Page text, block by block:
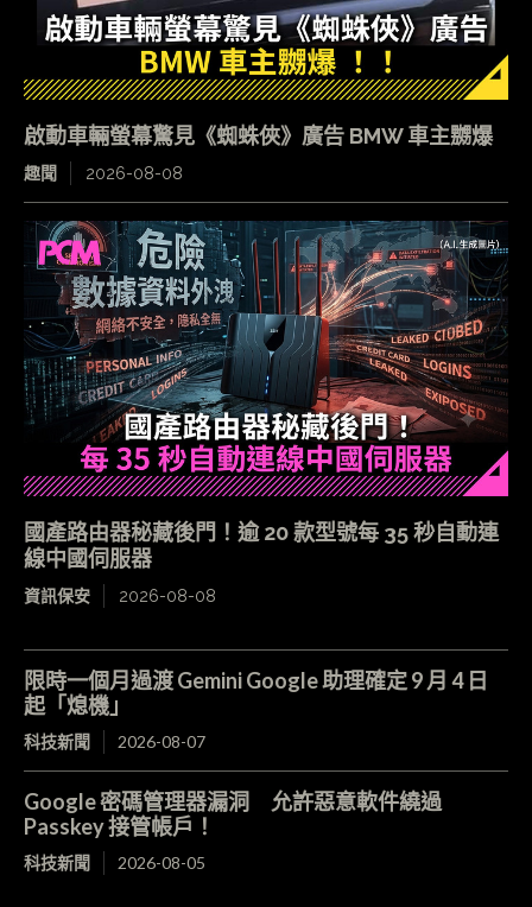
啟動車輛螢幕驚見《蜘蛛俠》廣告 BMW 車主嬲爆
趣聞 2026-08-08
國產路由器秘藏後門！逾 20 款型號每 35 秒自動連
線中國伺服器
資訊保安 2026-08-08
限時一個月過渡 Gemini Google 助理確定 9 月 4 日
起「熄機」
科技新聞 2026-08-07
Google 密碼管理器漏洞 允許惡意軟件繞過
Passkey 接管帳戶！
科技新聞 2026-08-05